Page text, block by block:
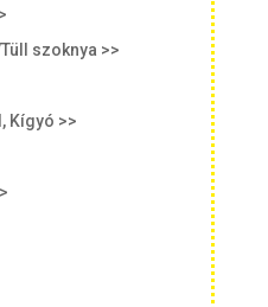
szoknya >>
Kígyó >>